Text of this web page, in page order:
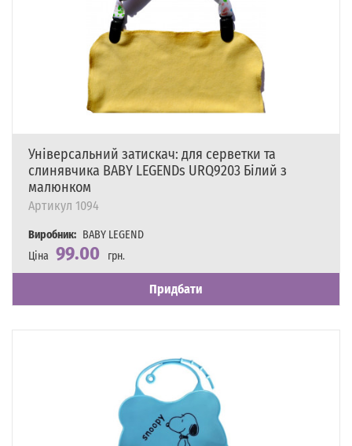
Універсальний затискач: для серветки та
слинявчика BABY LEGENDs URQ9203 Білий з
малюнком
Артикул 1094
Виробник: BABY LEGEND
Ціна 99.00
грн.
Наявність
Є в наявності
Придбати